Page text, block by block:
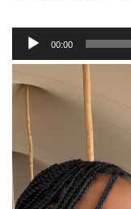
Reprodutor
de
áudio
00:00